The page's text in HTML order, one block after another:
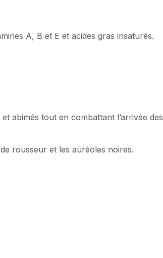
A, B et E et acides gras insaturés.
abimés tout en combattant l’arrivée des
rousseur et les auréoles noires.